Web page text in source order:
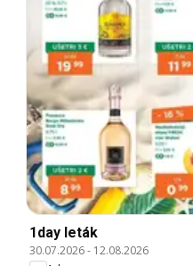
1day leták
30.07.2026- 12.08.2026